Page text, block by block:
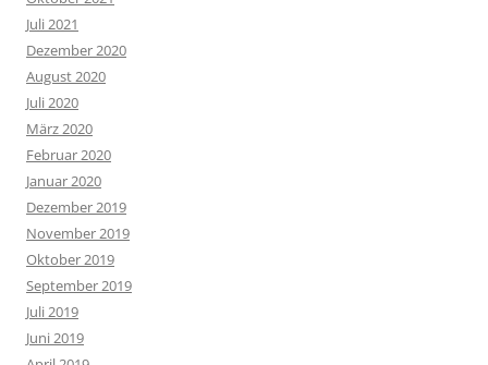
Juli 2021
Dezember 2020
August 2020
Juli 2020
März 2020
Februar 2020
Januar 2020
Dezember 2019
November 2019
Oktober 2019
September 2019
Juli 2019
Juni 2019